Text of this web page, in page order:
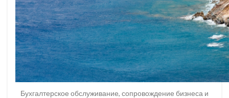
Бухгалтерское обслуживание, сопровождение бизнеса и